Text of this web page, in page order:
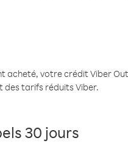
acheté, votre crédit Viber
des tarifs réduits Viber.
30 jours